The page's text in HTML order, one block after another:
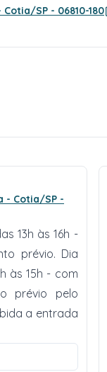
SP - 06810-180
- Cotia/SP -
13h às 16h -
prévio. Dia
às 15h - com
prévio pelo
a entrada